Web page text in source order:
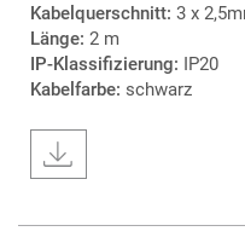
Kabelquerschnitt: 3 x
Länge: 2 m
IP-Klassifizierung: IP20
Kabelfarbe: schwarz